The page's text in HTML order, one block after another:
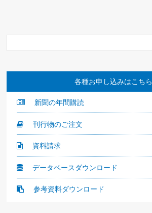
各種お申し込みはこちら
新聞の年間購読
刊行物のご注文
資料請求
データベースダウンロード
参考資料ダウンロード